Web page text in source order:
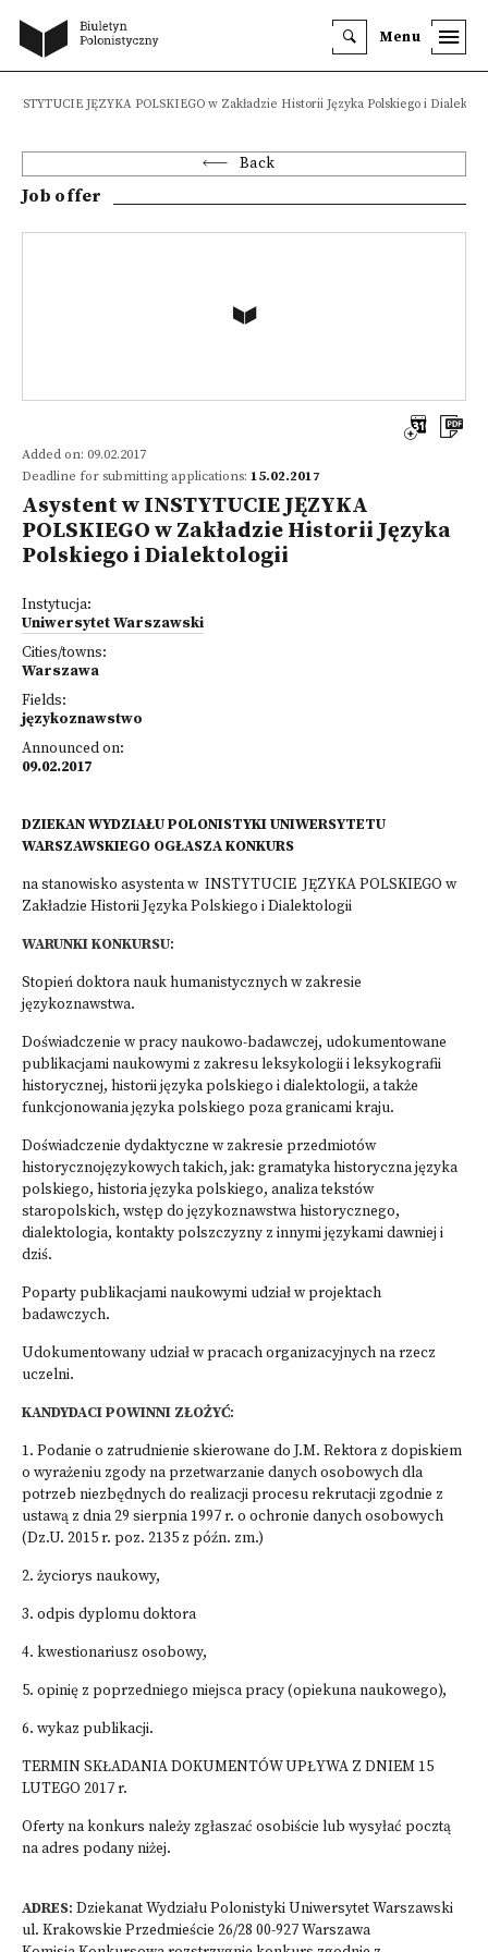
Menu
INSTYTUCIE JĘZYKA POLSKIEGO w Zakładzie Historii Języka Polskiego i
Back
Job offer
Added on: 09.02.2017
Deadline for submitting applications: 15.02.2017
Asystent w INSTYTUCIE JĘZYKA
POLSKIEGO w Zakładzie Historii Języka
Polskiego i Dialektologii
Instytucja:
Uniwersytet Warszawski
Cities/towns:
Warszawa
Fields:
językoznawstwo
Announced on:
09.02.2017
DZIEKAN WYDZIAŁU POLONISTYKI UNIWERSYTETU
WARSZAWSKIEGO OGŁASZA KONKURS
na stanowisko asystenta w INSTYTUCIE JĘZYKA POLSKIEGO w
Zakładzie Historii Języka Polskiego i Dialektologii
WARUNKI KONKURSU:
Stopień doktora nauk humanistycznych w zakresie
językoznawstwa.
Doświadczenie w pracy naukowo-badawczej, udokumentowane
publikacjami naukowymi z zakresu leksykologii i leksykografii
historycznej, historii języka polskiego i dialektologii, a także
funkcjonowania języka polskiego poza granicami kraju.
Doświadczenie dydaktyczne w zakresie przedmiotów
historycznojęzykowych takich, jak: gramatyka historyczna języka
polskiego, historia języka polskiego, analiza tekstów
staropolskich, wstęp do językoznawstwa historycznego,
dialektologia, kontakty polszczyzny z innymi językami dawniej i
dziś.
Poparty publikacjami naukowymi udział w projektach
badawczych.
Udokumentowany udział w pracach organizacyjnych na rzecz
uczelni.
KANDYDACI POWINNI ZŁOŻYĆ:
1. Podanie o zatrudnienie skierowane do J.M. Rektora z dopiskiem
o wyrażeniu zgody na przetwarzanie danych osobowych dla
potrzeb niezbędnych do realizacji procesu rekrutacji zgodnie z
ustawą z dnia 29 sierpnia 1997 r. o ochronie danych osobowych
(Dz.U. 2015 r. poz. 2135 z późn. zm.)
2. życiorys naukowy,
3. odpis dyplomu doktora
4. kwestionariusz osobowy,
5. opinię z poprzedniego miejsca pracy (opiekuna naukowego),
6. wykaz publikacji.
TERMIN SKŁADANIA DOKUMENTÓW UPŁYWA Z DNIEM 15
LUTEGO 2017 r.
Oferty na konkurs należy zgłaszać osobiście lub wysyłać pocztą
na adres podany niżej.
ADRES: Dziekanat Wydziału Polonistyki Uniwersytet Warszawski
ul. Krakowskie Przedmieście 26/28 00-927 Warszawa